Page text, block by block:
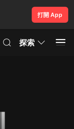
打開 App
探索